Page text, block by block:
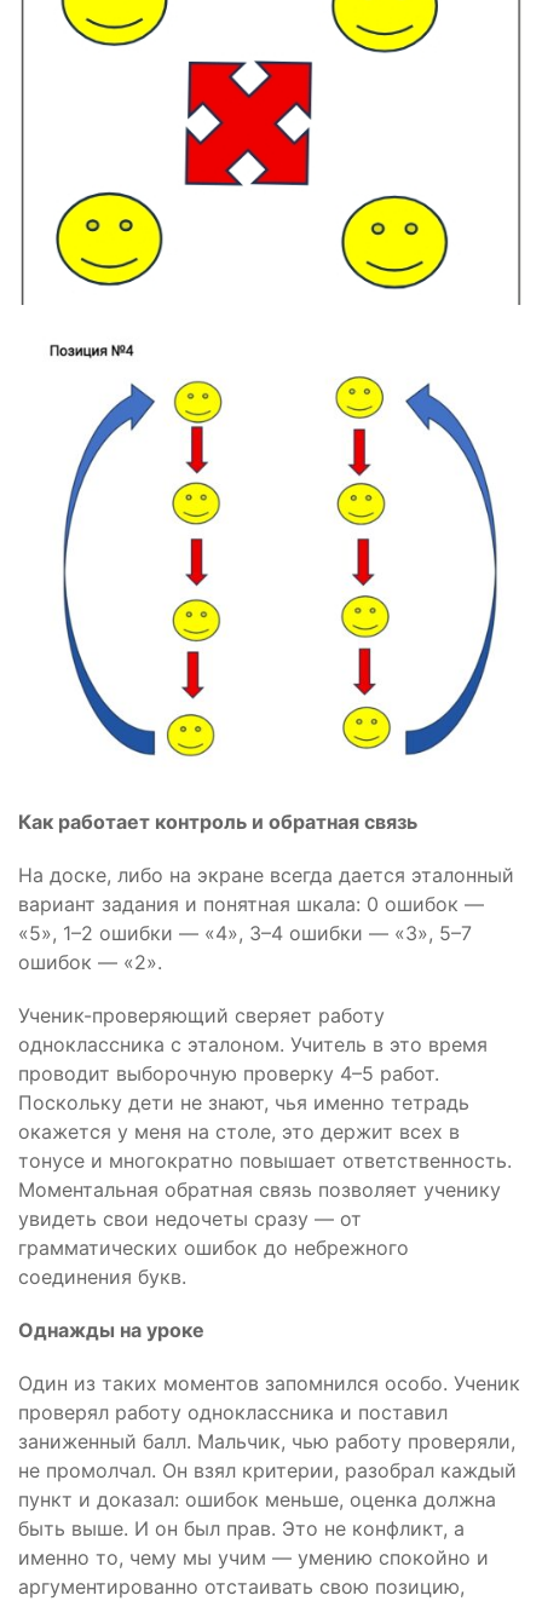
Как работает контроль и обратная связь
На доске, либо на экране всегда дается эталонный
вариант задания и понятная шкала: 0 ошибок —
«5», 1–2 ошибки — «4», 3–4 ошибки — «3», 5–7
ошибок — «2».
Ученик-проверяющий сверяет работу
одноклассника с эталоном. Учитель в это время
проводит выборочную проверку 4–5 работ.
Поскольку дети не знают, чья именно тетрадь
окажется у меня на столе, это держит всех в
тонусе и многократно повышает ответственность.
Моментальная обратная связь позволяет ученику
увидеть свои недочеты сразу — от
грамматических ошибок до небрежного
соединения букв.
Однажды на уроке
Один из таких моментов запомнился особо. Ученик
проверял работу одноклассника и поставил
заниженный балл. Мальчик, чью работу проверяли,
не промолчал. Он взял критерии, разобрал каждый
пункт и доказал: ошибок меньше, оценка должна
быть выше. И он был прав. Это не конфликт, а
именно то, чему мы учим — умению спокойно и
аргументированно отстаивать свою позицию,